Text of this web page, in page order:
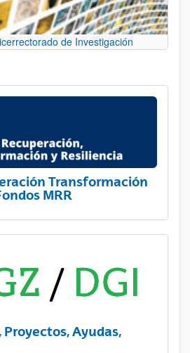
de Investigación
Transformación
MRR
Ayudas,